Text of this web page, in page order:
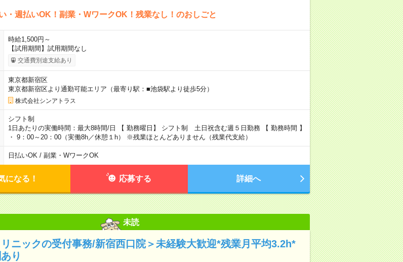
・週払いOK！副業・WワークOK！残業なし！のおしごと
時給1,500円～
【試用期間】試用期間なし
交通費別途支給あり
東京都新宿区
東京都新宿区より通勤可能エリア（最寄り駅：■池袋駅より徒歩5分）
株式会社シンアトラス
シフト制
1日あたりの実働時間：最大8時間/日 【 勤務曜日】 シフト制 土日祝含む週５日勤務 【 勤務時間 】
・ 9：00～20：00（実働8h／休憩１h） ※残業ほとんどありません（残業代支給）
日払いOK / 副業・WワークOK
になる！ 応募する 詳細へ
未読
リニックの受付事務/新宿西口院＞未経験大歓迎*残業月平均3.2h*
り